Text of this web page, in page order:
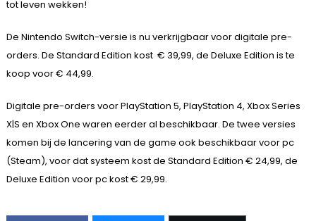
tot leven wekken!
De Nintendo Switch-versie is nu verkrijgbaar voor digitale pre-
orders. De Standard Edition kost € 39,99, de Deluxe Edition is te
koop voor € 44,99.
Digitale pre-orders voor PlayStation 5, PlayStation 4, Xbox Series
X|S en Xbox One waren eerder al beschikbaar. De twee versies
komen bij de lancering van de game ook beschikbaar voor pc
(Steam), voor dat systeem kost de Standard Edition € 24,99, de
Deluxe Edition voor pc kost € 29,99.